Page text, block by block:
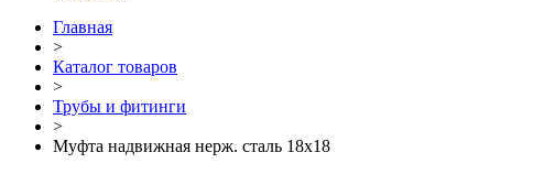
Главная
>
Каталог товаров
>
Трубы и фитинги
>
Муфта надвижная нерж. сталь 18х18